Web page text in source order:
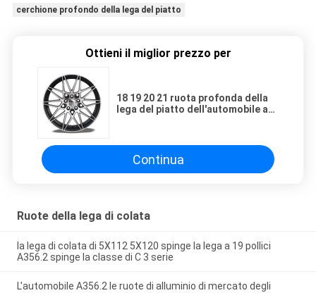
cerchione profondo della lega del piatto
Ottieni il miglior prezzo per
18 19 20 21 ruota profonda della
lega del piatto dell'automobile a
Continua
Ruote della lega di colata
la lega di colata di 5X112 5X120 spinge la lega a 19 pollici
A356.2 spinge la classe di C 3 serie
L'automobile A356.2 le ruote di alluminio di mercato degli